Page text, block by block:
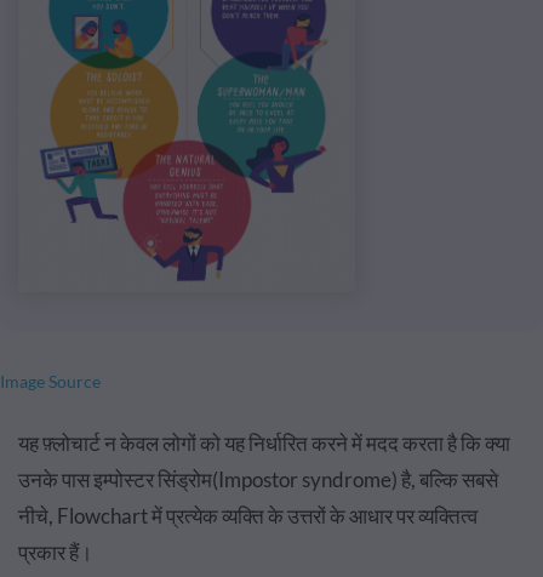
Image Source
यह फ़्लोचार्ट न केवल लोगों को यह निर्धारित करने में मदद करता है कि क्या
उनके पास इम्पोस्टर सिंड्रोम(Impostor syndrome) है, बल्कि सबसे
नीचे, Flowchart में प्रत्येक व्यक्ति के उत्तरों के आधार पर व्यक्तित्व
प्रकार हैं।